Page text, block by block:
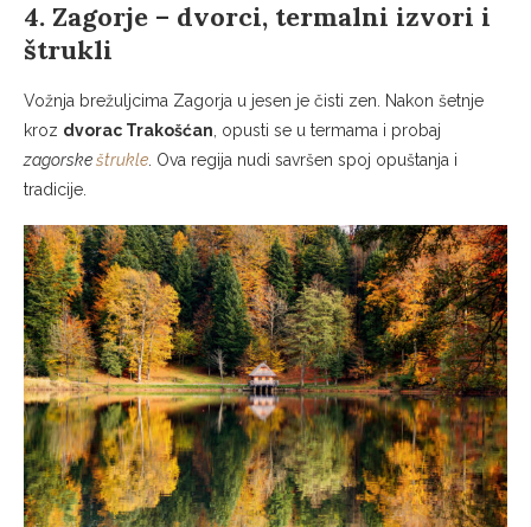
4. Zagorje – dvorci, termalni izvori i
štrukli
Vožnja brežuljcima Zagorja u jesen je čisti zen. Nakon šetnje
kroz dvorac Trakošćan , opusti se u termama i probaj
zagorskeštrukle . Ova regija nudi savršen spoj opuštanja i
tradicije.